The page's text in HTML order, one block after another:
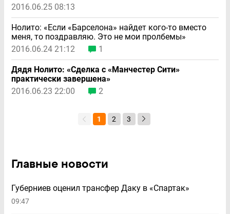
2016.06.25 08:13
Нолито: «Если «Барселона» найдет кого-то вместо
меня, то поздравляю. Это не мои пролбемы»
2016.06.24 21:12
1
Дядя Нолито: «Сделка с «Манчестер Сити»
практически завершена»
2016.06.23 22:00
2
1 2 3
Главные новости
Губерниев оценил трансфер Даку в «Спартак»
09:47